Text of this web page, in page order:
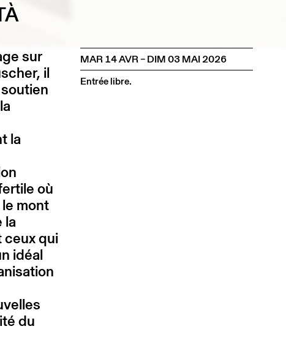
sur
il
la
où
mont
la
ceux qui
idéal
du
MAR 14 AVR – DIM 03 MAI 2026
Entrée libre.